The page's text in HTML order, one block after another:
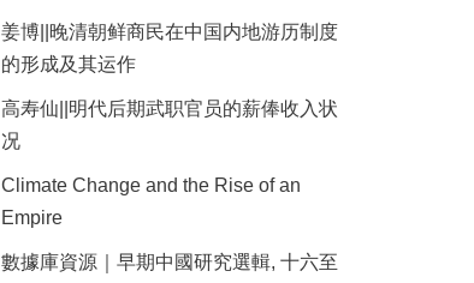
姜博||晚清朝鲜商民在中国内地游历制度
的形成及其运作
高寿仙||明代后期武职官员的薪俸收入状
况
Climate Change and the Rise of an
Empire
數據庫資源｜早期中國研究選輯, 十六至